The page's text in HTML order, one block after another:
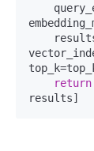
return